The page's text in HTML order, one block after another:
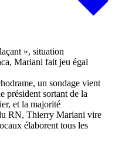
un sondage vient
président sortant de la
et la majorité
RN, Thierry Mariani vire
élaborent tous les